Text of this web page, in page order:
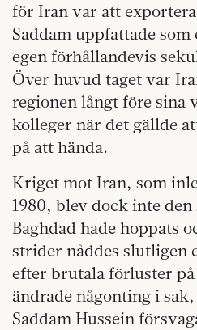
för Iran var att
Saddam uppfattade
egen förhållandevis
Över huvud taget var
regionen långt före sina
kolleger när det gällde
på att hända.
Kriget mot Iran, som
1980, blev dock inte den
Baghdad hade hoppats
strider nåddes slutligen
efter brutala förluster
ändrade någonting i
Saddam Hussein